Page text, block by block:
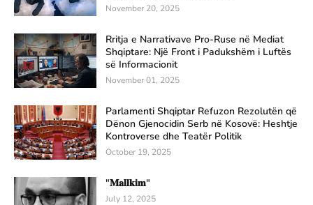
November 20, 2025
Rritja e Narrativave Pro-Ruse në Mediat
Shqiptare: Një Front i Padukshëm i Luftës
së Informacionit
November 01, 2025
Parlamenti Shqiptar Refuzon Rezolutën që
Dënon Gjenocidin Serb në Kosovë: Heshtje
Kontroverse dhe Teatër Politik
October 19, 2025
"𝐌𝐚𝐥𝐥𝐤𝐢𝐦"
July 12, 2025